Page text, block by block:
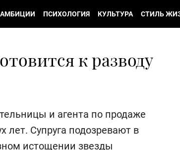
АМБИЦИИ ПСИХОЛОГИЯ КУЛЬТУРА СТИЛЬ
к разводу
и агента по продаже
Супруга подозревают в
истощении звезды